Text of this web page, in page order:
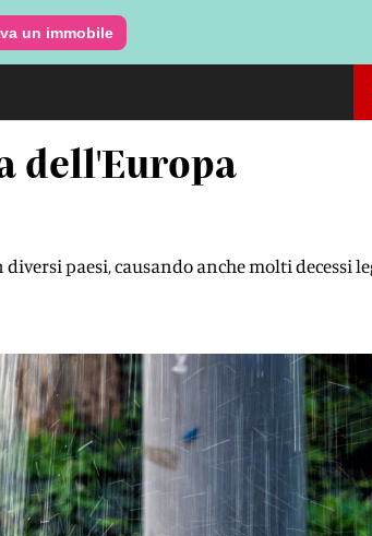
un immobile
dell'Europa
paesi, causando anche molti decessi